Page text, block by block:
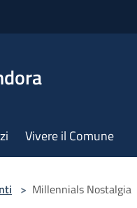
Vivere il Comune
> Millennials Nostalgia